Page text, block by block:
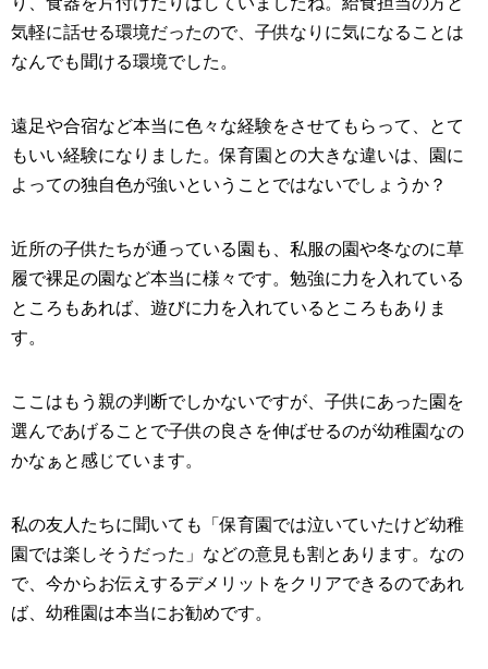
気軽に話せる環境だったので、子供なりに気になることは
なんでも聞ける環境でした。
遠足や合宿など本当に色々な経験をさせてもらって、とて
もいい経験になりました。保育園との大きな違いは、園に
よっての独自色が強いということではないでしょうか？
近所の子供たちが通っている園も、私服の園や冬なのに草
履で裸足の園など本当に様々です。勉強に力を入れている
ところもあれば、遊びに力を入れているところもありま
す。
ここはもう親の判断でしかないですが、子供にあった園を
選んであげることで子供の良さを伸ばせるのが幼稚園なの
かなぁと感じています。
私の友人たちに聞いても「保育園では泣いていたけど幼稚
園では楽しそうだった」などの意見も割とあります。なの
で、今からお伝えするデメリットをクリアできるのであれ
ば、幼稚園は本当にお勧めです。